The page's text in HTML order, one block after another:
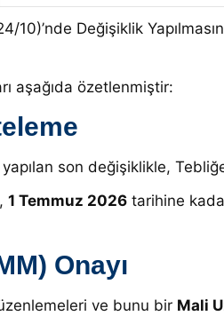
10)’nde Değişiklik
aşağıda özetlenmiştir:
son değişiklikle,
1 Temmuz 2026 tarihine
Onayı
ve bunu bir Mali